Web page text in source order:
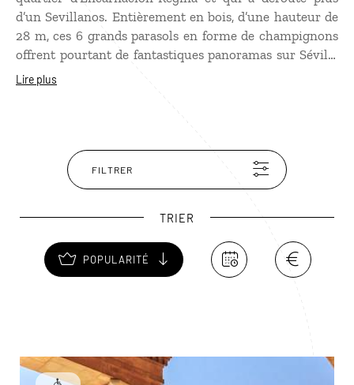
d’un Sevillanos. Entièrement en bois, d’une hauteur de
28 m, ces 6 grands parasols en forme de champignons
offrent pourtant de fantastiques panoramas sur Séville
du haut de la passerelle qui les relient les uns aux
sur le site pendant les travaux.
Lire plus
FILTRER
TRIER
POPULARITÉ